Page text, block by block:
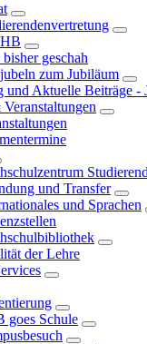
bisher geschah
zum Jubiläum
und Aktuelle Beiträge -
und Transfer
und Sprachen
der Lehre
goes Schule